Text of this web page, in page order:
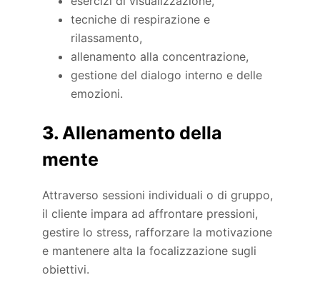
tecniche di respirazione e
rilassamento,
allenamento alla concentrazione,
gestione del dialogo interno e delle
emozioni.
3.Allenamento della
mente
Attraverso sessioni individuali o di gruppo,
il cliente impara ad affrontare pressioni,
gestire lo stress, rafforzare la motivazione
e mantenere alta la focalizzazione sugli
obiettivi.